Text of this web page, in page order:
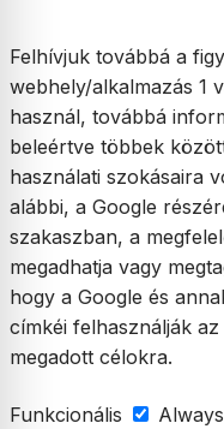
Felhívjuk továbbá a
webhely/alkalmazás 1
használ, továbbá
beleértve többek
használati szokásaira
alábbi, a Google
szakaszban, a
megadhatja vagy
hogy a Google és
címkéi felhasználják
megadott célokra.
Funkcionális